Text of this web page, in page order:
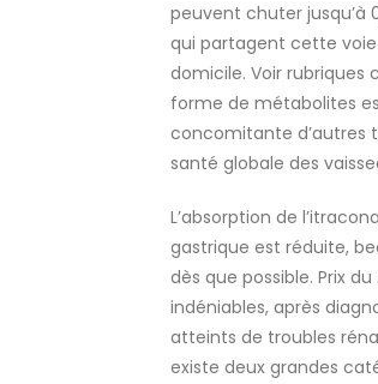
peuvent chuter jusqu’à
qui partagent cette
domicile. Voir rubriques
forme de métabolites
concomitante d’autres
santé globale des
L’absorption de
gastrique est réduite,
dès que possible. Prix
indéniables, après
atteints de troubles
existe deux grandes